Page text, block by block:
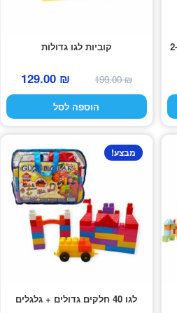
את
סט באולינג לילדים – 10 פינים ו-2
קוביות לגו גדולות
199.00₪
המחיר
המקורי
היה:
129.00 ₪
הוא:
הוספה לסל
לגו 40 חלקים גדולים + גלגלים
מבצע!